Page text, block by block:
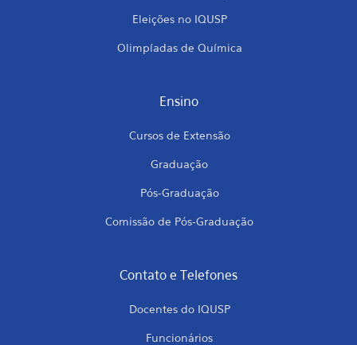
Eleições no IQUSP
Olimpíadas de Química
Ensino
Cursos de Extensão
Graduação
Pós-Graduação
Comissão de Pós-Graduação
Contato e Telefones
Docentes do IQUSP
Funcionários